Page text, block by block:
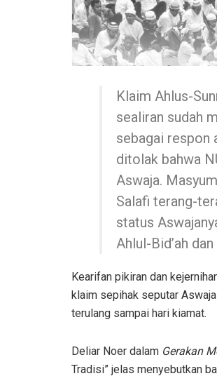
Klaim Ahlus-
sealiran sudah
sebagai respon
ditolak bahwa
Aswaja.
Salafi terang-
status
Ahlul-Bid’ah
Kearifan pikiran dan
klaim sepihak seputar
terulang sampai hari kiamat.
Deliar Noer dalam Gerakan
Tradisi” jelas menyebutkan